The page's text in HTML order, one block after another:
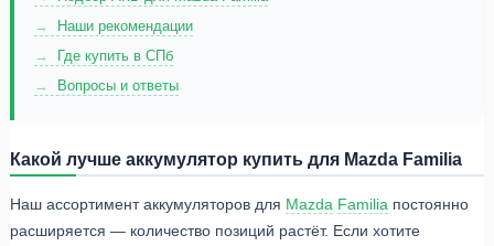
Наши рекомендации
Где купить в СПб
Вопросы и ответы
Какой лучше аккумулятор купить для Mazda Familia
Наш ассортимент аккумуляторов для Mazda Familia постоянно
расширяется — количество позиций растёт. Если хотите